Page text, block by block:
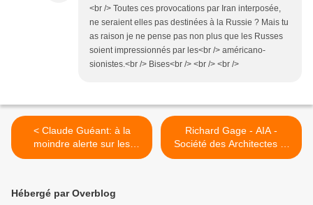
<br /> Toutes ces provocations par Iran interposée,
ne seraient elles pas destinées à la Russie ? Mais tu
as raison je ne pense pas non plus que les Russes
soient impressionnés par les<br /> américano-
sionistes.<br /> Bises<br /> <br /> <br />
< Claude Guéant: à la
moindre alerte sur les
banques, l'Etat interviendra
Richard Gage - AIA -
Société des Architectes et
Ingénieurs pour la vérité sur
Hébergé par Overblog